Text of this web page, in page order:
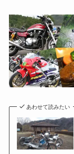
あわせて読みたい